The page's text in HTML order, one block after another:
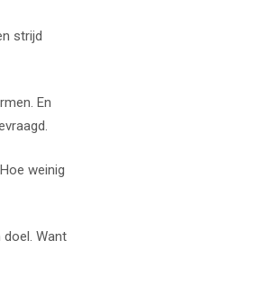
strijd
En
weinig
Want